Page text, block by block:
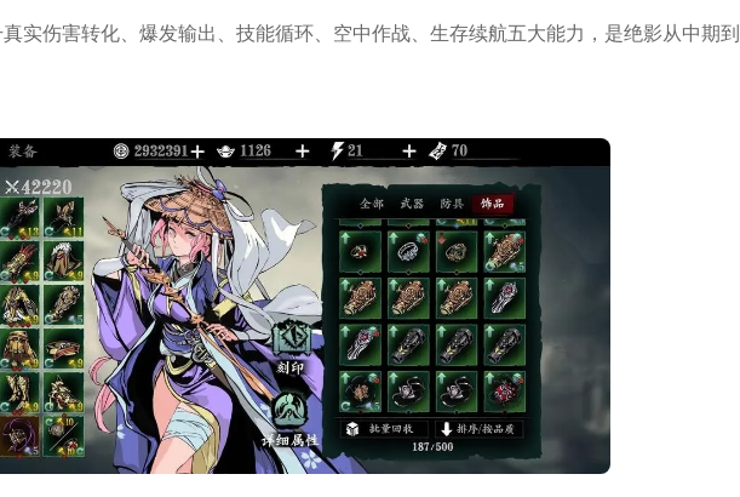
实伤害转化、爆发输出、技能循环、空中作战、生存续航五大能力，是绝影从中期到